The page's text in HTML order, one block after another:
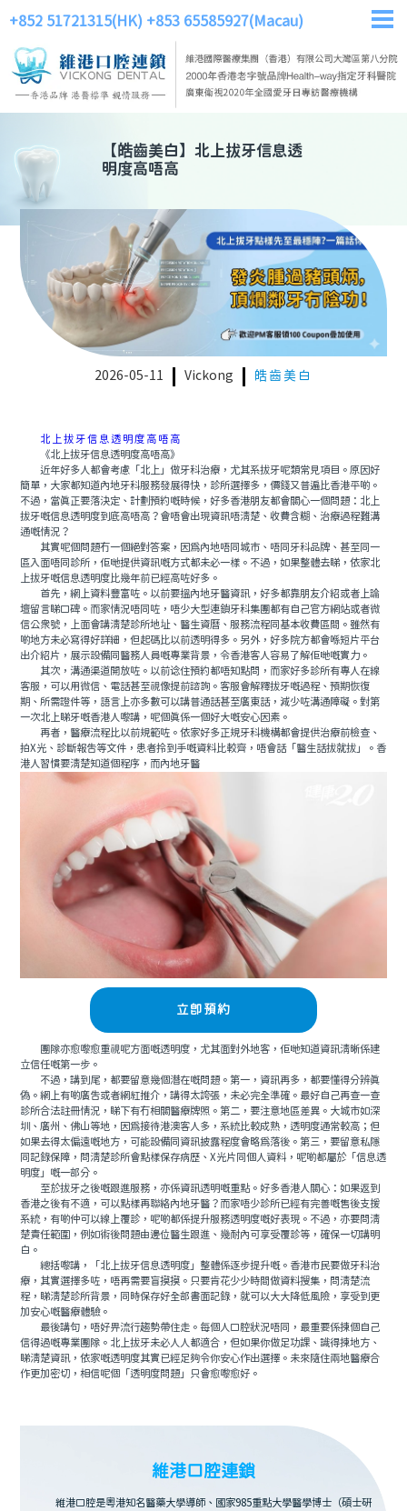
+852 51721315(HK) +853 65585927(Macau)
【皓齒美白】 北上拔牙信息透
明度高唔高
2026-05-11 Vickong 皓齒美白
北上拔牙信息透明度高唔高
《北上拔牙信息透明度高唔高》
近年好多人都會考慮「北上」做牙科治療，尤其系拔牙呢類常見項目。原因好
簡單，大家都知道內地牙科服務發展得快，診所選擇多，價錢又普遍比香港平啲。
不過，當真正要落決定、計劃預約嘅時候，好多香港朋友都會關心一個問題：北上
拔牙嘅信息透明度到底高唔高？會唔會出現資訊唔清楚、收費含糊、治療過程難溝
通嘅情況？
其實呢個問題冇一個絕對答案，因爲內地唔同城市、唔同牙科品牌、甚至同一
區入面唔同診所，佢哋提供資訊嘅方式都未必一樣。不過，如果整體去睇，依家北
上拔牙嘅信息透明度比幾年前已經高咗好多。
首先，網上資料豐富咗。以前要搵內地牙醫資訊，好多都靠朋友介紹或者上論
壇留言睇口碑。而家情況唔同咗，唔少大型連鎖牙科集團都有自己官方網站或者微
信公衆號，上面會講清楚診所地址、醫生資曆、服務流程同基本收費區間。雖然有
啲地方未必寫得好詳細，但起碼比以前透明得多。另外，好多院方都會喺短片平台
出介紹片，展示設備同醫務人員嘅專業背景，令香港客人容易了解佢哋嘅實力。
其次，溝通渠道開放咗。以前谂住預約都唔知點問，而家好多診所有專人在線
客服，可以用微信、電話甚至視像提前諮詢。客服會解釋拔牙嘅過程、預期恢復
期、所需證件等，語言上亦多數可以講普通話甚至廣東話，減少咗溝通障礙。對第
一次北上睇牙嘅香港人嚟講，呢個真係一個好大嘅安心因素。
再者，醫療流程比以前規範咗。依家好多正規牙科機構都會提供治療前檢查、
拍X光、診斷報告等文件，患者拎到手嘅資料比較齊，唔會話「醫生話拔就拔」。香
港人習慣要清楚知道個程序，而內地牙醫
立即預約
團隊亦愈嚟愈重視呢方面嘅透明度，尤其面對外地客，佢哋知道資訊清晰係建
立信任嘅第一步。
不過，講到尾，都要留意幾個潛在嘅問題。第一，資訊再多，都要懂得分辨真
偽。網上有啲廣告或者網紅推介，講得太誇張，未必完全準確。最好自己再查一查
診所合法註冊情況，睇下有冇相關醫療牌照。第二，要注意地區差異。大城市如深
圳、廣州、佛山等地，因為接待港澳客人多，系統比較成熟，透明度通常較高；但
如果去得太偏遠嘅地方，可能設備同資訊披露程度會略為落後。第三，要留意私隱
同記錄保障，問清楚診所會點樣保存病歷、X光片同個人資料，呢啲都屬於「信息透
明度」嘅一部分。
至於拔牙之後嘅跟進服務，亦係資訊透明嘅重點。好多香港人關心：如果返到
香港之後有不適，可以點樣再聯絡內地牙醫？而家唔少診所已經有完善嘅售後支援
系統，有啲仲可以線上覆診，呢啲都係提升服務透明度嘅好表現。不過，亦要問清
楚責任範圍，例如術後問題由邊位醫生跟進、幾耐內可享受覆診等，確保一切講明
白。
總括嚟講，「北上拔牙信息透明度」整體係逐步提升嘅。香港市民要做牙科治
療，其實選擇多咗，唔再需要盲摸摸。只要肯花少少時間做資料搜集，問清楚流
程，睇清楚診所背景，同時保存好全部書面記錄，就可以大大降低風險，享受到更
加安心嘅醫療體驗。
最後講句，唔好畀流行趨勢帶住走。每個人口腔狀況唔同，最重要係揀個自己
信得過嘅專業團隊。北上拔牙未必人人都適合，但如果你做足功課、識得揀地方、
睇清楚資訊，依家嘅透明度其實已經足夠令你安心作出選擇。未來隨住兩地醫療合
作更加密切，相信呢個「透明度問題」只會愈嚟愈好。
維港口腔連鎖
維港口腔是粵港知名醫藥大學導師、國家985重點大學醫學博士（碩士研